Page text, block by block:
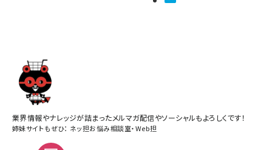
業界情報やナレッジが詰まったメルマガ配信やソーシャルもよろしくです！
姉妹サイトもぜひ： ネッ担お悩み相談室・Web担